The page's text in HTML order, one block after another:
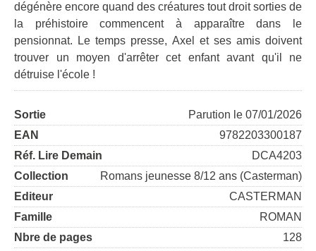
dégénère encore quand des créatures tout droit sorties de
la préhistoire commencent à apparaître dans le
pensionnat. Le temps presse, Axel et ses amis doivent
trouver un moyen d'arrêter cet enfant avant qu'il ne
détruise l'école !
Sortie
Parution le 07/01/2026
EAN
9782203300187
Réf. Lire Demain
DCA4203
Collection
Romans jeunesse 8/12 ans (Casterman)
Editeur
CASTERMAN
Famille
ROMAN
Nbre de pages
128